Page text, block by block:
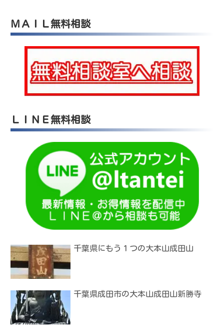
ＭＡＩＬ無料相談
ＬＩＮＥ無料相談
千葉県にもう１つの大本山成田山
千葉県成田市の大本山成田山新勝寺